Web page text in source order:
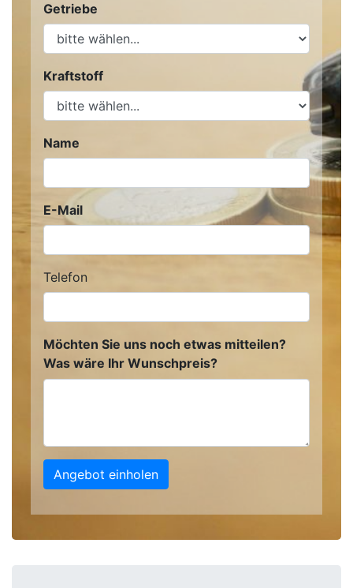
Getriebe
Kraftstoff
Name
E-Mail
Telefon
Möchten Sie uns noch etwas mitteilen?
Was wäre Ihr Wunschpreis?
Angebot einholen